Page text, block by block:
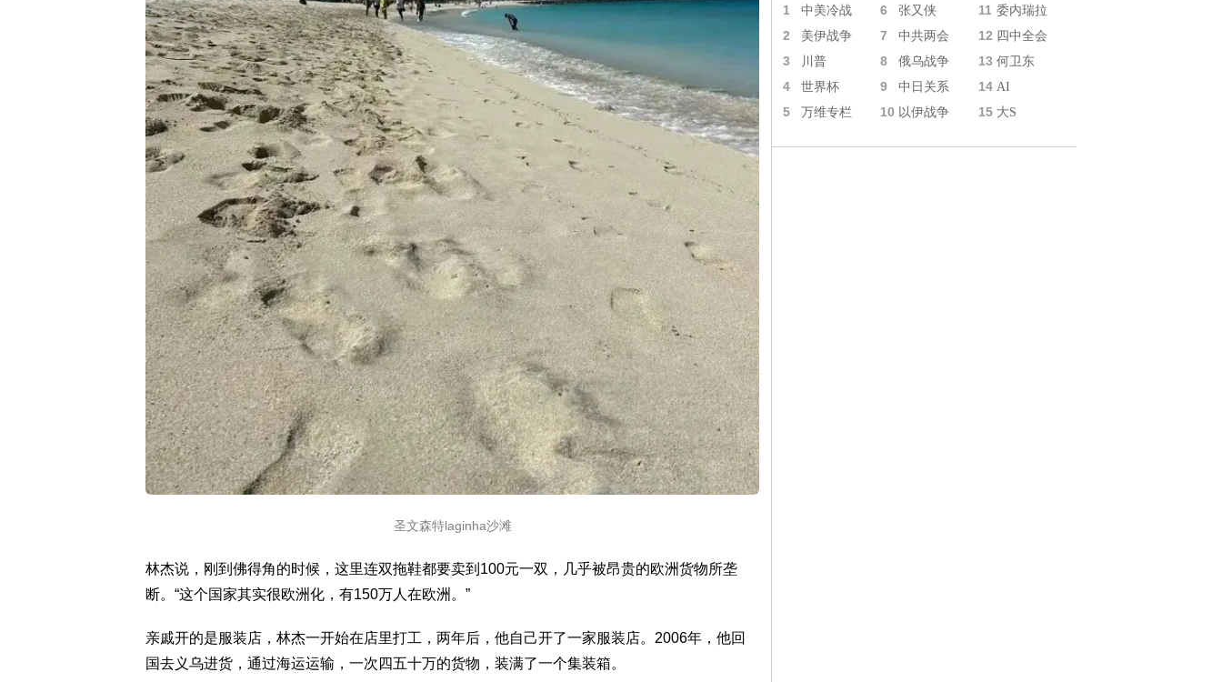
圣文森特laginha沙滩
林杰说，刚到佛得角的时候，这里连双拖鞋都要卖到100元一双，几乎被昂贵的欧洲货物所垄
断。“这个国家其实很欧洲化，有150万人在欧洲。”
亲戚开的是服装店，林杰一开始在店里打工，两年后，他自己开了一家服装店。2006年，他回
国去义乌进货，通过海运运输，一次四五十万的货物，装满了一个集装箱。
1 中美冷战 6 张又侠 11 委内瑞拉
2 美伊战争 7 中共两会 12 四中全会
3 川普 8 俄乌战争 13 何卫东
4 世界杯 9 中日关系 14 AI
5 万维专栏 10 以伊战争 15 大S